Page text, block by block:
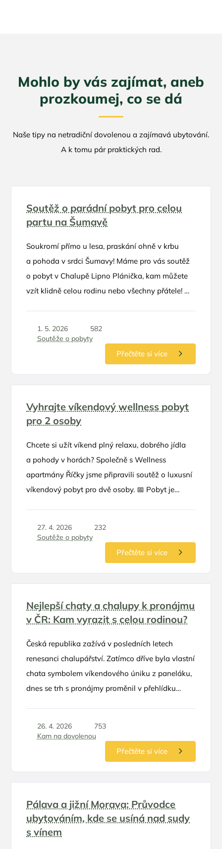
Mohlo by vás zajímat, aneb
prozkoumej, co se dá
Naše tipy na netradiční dovolenou a zajímavá ubytování.
A k tomu pár praktických rad.
Soutěž o parádní pobyt pro celou
partu na Šumavě
Soukromí přímo u lesa, praskání ohně v krbu
a pohoda v srdci Šumavy! Máme pro vás soutěž
o pobyt v Chalupě Lipno Plánička, kam můžete
vzít klidně celou rodinu nebo všechny přátele! 🌲
listopad
1. 5. 2026
582
Soutěže o pobyty
Přečtěte si více
Vyhrajte víkendový wellness pobyt
pro 2 osoby
Chcete si užít víkend plný relaxu, dobrého jídla
a pohody v horách? Společně s Wellness
apartmány Říčky jsme připravili soutěž o luxusní
víkendový pobyt pro dvě osoby. 📅 Pobyt je
27. 4. 2026
232
Soutěže o pobyty
Přečtěte si více
Nejlepší chaty a chalupy k pronájmu
v ČR: Kam vyrazit s celou rodinou?
Česká republika zažívá v posledních letech
renesanci chalupářství. Zatímco dříve byla vlastní
chata symbolem víkendového úniku z paneláku,
dnes se trh s pronájmy proměnil v přehlídku
sekání trávy a spaní v proleželých postelích
po babičce. Moderní objekty nabízejí komfort
pětihvězdičkových hotelů, ale s bonusem
26. 4. 2026
753
Kam na dovolenou
Přečtěte si více
Pálava a jižní Morava: Průvodce
ubytováním, kde se usíná nad sudy
s vínem